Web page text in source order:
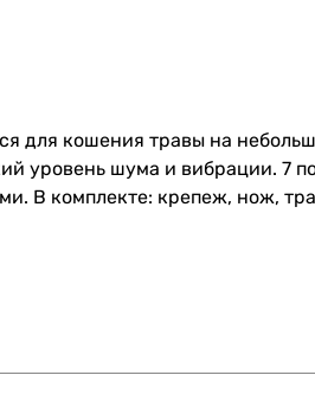
для кошения травы на
уровень шума и вибрации. 7
В комплекте: крепеж, нож,